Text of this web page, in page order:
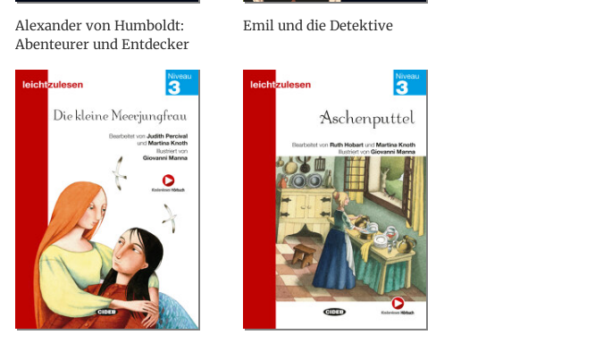
Alexander von Humboldt:
Abenteurer und Entdecker
Emil und die Detektive